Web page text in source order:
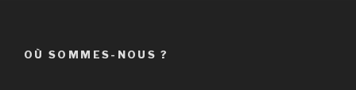
OÙ SOMMES-NOUS ?